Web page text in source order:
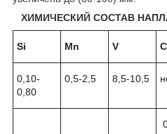
ХИМИЧЕСКИЙ СОСТАВ
Si Mn V C
0,10-
0,80
0,5-2,5 8,5-10,5